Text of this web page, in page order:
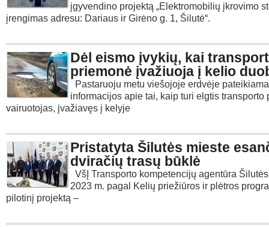
įgyvendino projektą „Elektromobilių įkrovimo
įrengimas adresu: Dariaus ir Girėno g. 1, Šilutė“.
Dėl eismo įvykių, kai
priemonė įvažiuoja į kelio
Pastaruoju metu viešojoje erdvėje
informacijos apie tai, kaip turi elgtis transporto
vairuotojas, įvažiavęs į kelyje
Pristatyta Šilutės mieste
dviračių trasų būklė
VšĮ Transporto kompetencijų agentūra
2023 m. pagal Kelių priežiūros ir plėtros
pilotinį projektą –